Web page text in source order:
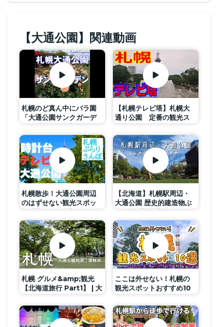
【大通公園】関連動画
札幌のど真ん中にバラ園
「大通公園サンクガーデ
プロと出掛けてみた
【札幌テレビ塔】札幌大
通り公園 定番の観光ス
札幌散歩！大通公園周辺
のはずせない観光スポッ
【北海道】札幌駅周辺・
大通公園 歴史的建造物ぶ
札幌 グルメ&amp;観光
【北海道旅行 Part1】 | 大
Odori Park
ここは外せない！札幌の
観光スポットおすすめ10